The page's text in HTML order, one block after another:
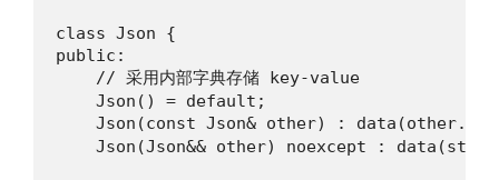
class Json {
public:
    // 采用内部字典存储 key-value
    Json() = default;
Json(const Json& other) :
Json(Json&& other) noexcept :